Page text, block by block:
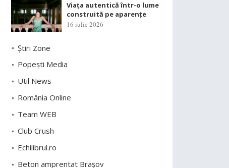
Viața autentică într-o lume
construită pe aparențe
16 iulie 2026
Știri Zone
Popești Media
Util News
România Online
Team WEB
Club Crush
Echilibrul.ro
Beton amprentat Brașov